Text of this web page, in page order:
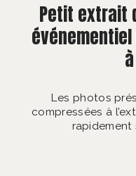
Petit extrait
Les photos
compressées à
rapidement